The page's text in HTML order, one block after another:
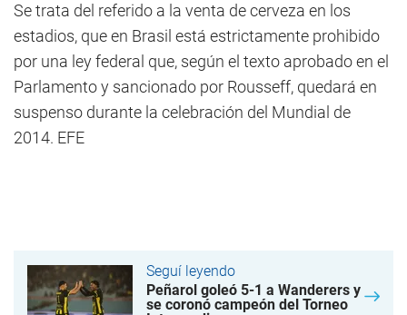
Se trata del referido a la venta de cerveza en los
estadios, que en Brasil está estrictamente prohibido
por una ley federal que, según el texto aprobado en el
Parlamento y sancionado por Rousseff, quedará en
suspenso durante la celebración del Mundial de
2014. EFE
Seguí leyendo
Peñarol goleó 5-1 a Wanderers y
se coronó campeón del Torneo